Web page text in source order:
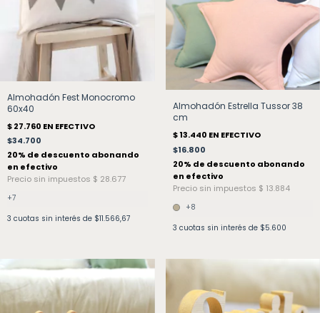
Almohadón Fest Monocromo
60x40
$34.700
+7
3 cuotas sin interés de $11.566,67
Almohadón Estrella Tussor 38
cm
$16.800
+8
3 cuotas sin interés de $5.600